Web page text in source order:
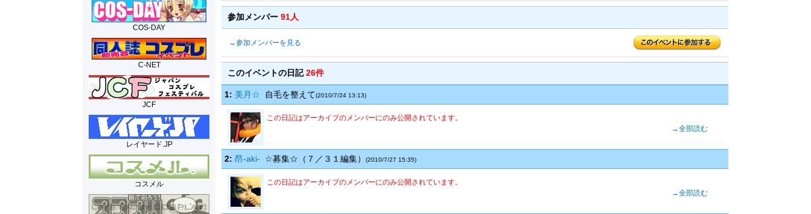
COS-DAY
C-NET
JCF
レイヤード.JP
コスメル
参加メンバー 91人
→参加メンバーを見る
このイベントの日記26件
1: 美月☆ 自毛を整えて(2010/7/24 13:13)
この日記はアーカイブのメンバーにのみ公開されています。
→全部読む
2: 昂-aki- ☆募集☆（７／３１編集） (2010/7/27 15:35)
この日記はアーカイブのメンバーにのみ公開されています。
→全部読む